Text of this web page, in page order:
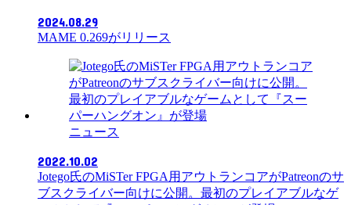
2024.08.29
MAME 0.269がリリース
ニュース
2022.10.02
Jotego氏のMiSTer FPGA用アウトランコアがPatreonのサ
ブスクライバー向けに公開。最初のプレイアブルなゲ